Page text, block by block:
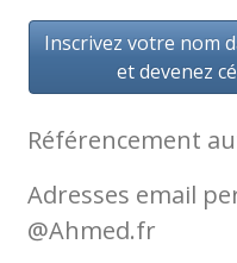
Inscrivez votre nom
et devenez
Référencement
Adresses email
@Ahmed.fr